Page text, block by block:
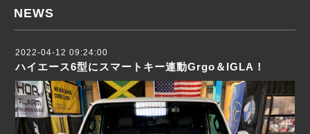
NEWS
2022-04-12 09:24:00
ハイエース6型にスマートキー連動Grgo＆IGLA！